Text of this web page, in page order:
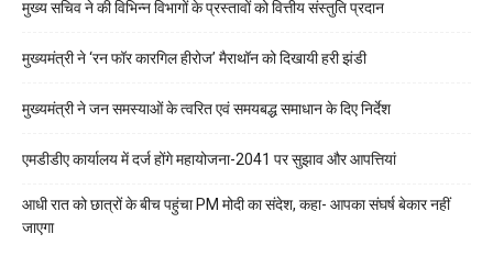
मुख्य सचिव ने की विभिन्न विभागों के प्रस्तावों को वित्तीय संस्तुति प्रदान
मुख्यमंत्री ने ‘रन फॉर कारगिल हीरोज’ मैराथॉन को दिखायी हरी झंडी
मुख्यमंत्री ने जन समस्याओं के त्वरित एवं समयबद्ध समाधान के दिए निर्देश
एमडीडीए कार्यालय में दर्ज होंगे महायोजना-2041 पर सुझाव और आपत्तियां
आधी रात को छात्रों के बीच पहुंचा PM मोदी का संदेश, कहा- आपका संघर्ष बेकार नहीं
जाएगा